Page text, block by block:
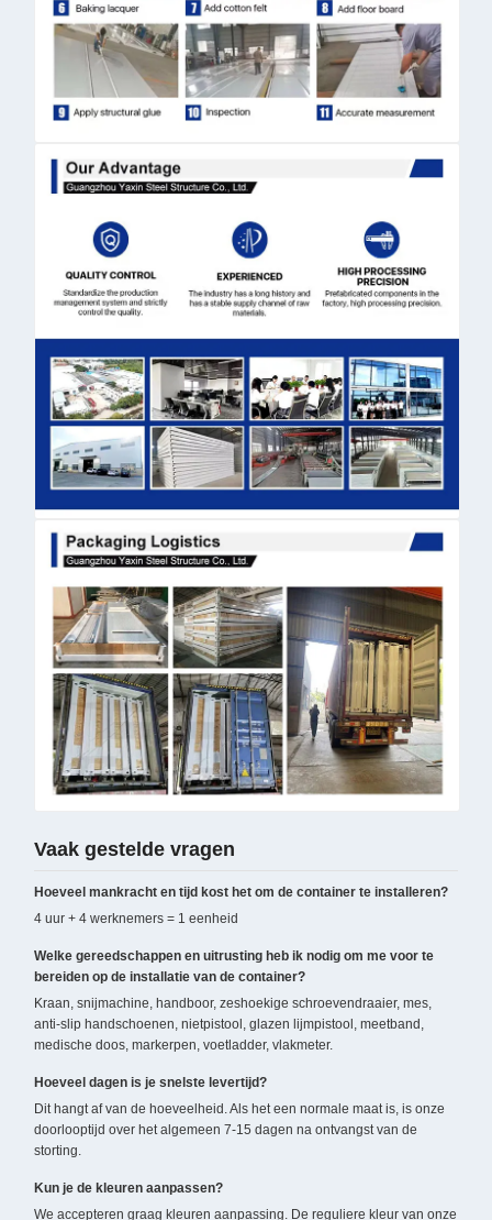
Vaak gestelde vragen
Hoeveel mankracht en tijd kost het om de container te installeren?
4 uur + 4 werknemers = 1 eenheid
Welke gereedschappen en uitrusting heb ik nodig om me voor te
bereiden op de installatie van de container?
Kraan, snijmachine, handboor, zeshoekige schroevendraaier, mes,
anti-slip handschoenen, nietpistool, glazen lijmpistool, meetband,
medische doos, markerpen, voetladder, vlakmeter.
Hoeveel dagen is je snelste levertijd?
Dit hangt af van de hoeveelheid. Als het een normale maat is, is onze
doorlooptijd over het algemeen 7-15 dagen na ontvangst van de
storting.
Kun je de kleuren aanpassen?
We accepteren graag kleuren aanpassing. De reguliere kleur van onze